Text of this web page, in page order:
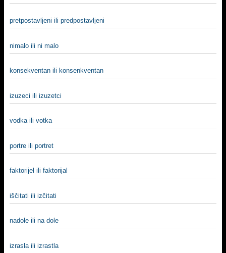
pretpostavljeni ili predpostavljeni
nimalo ili ni malo
konsekventan ili konsenkventan
izuzeci ili izuzetci
vodka ili votka
portre ili portret
faktorijel ili faktorijal
iščitati ili izčitati
nadole ili na dole
izrasla ili izrastla